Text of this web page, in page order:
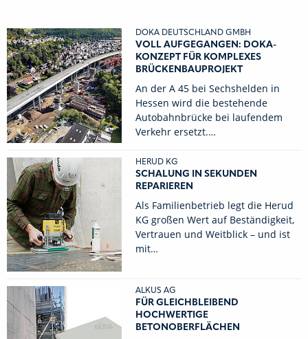
DOKA DEUTSCHLAND GMBH
VOLL AUFGEGANGEN: DOKA-
KONZEPT FÜR KOMPLEXES
BRÜCKENBAUPROJEKT
An der A 45 bei Sechshelden in
Hessen wird die bestehende
Autobahnbrücke bei laufendem
Verkehr ersetzt.…
HERUD KG
SCHALUNG IN SEKUNDEN
REPARIEREN
Als Familienbetrieb legt die Herud
KG großen Wert auf Beständigkeit,
Vertrauen und Weitblick – und ist
mit…
ALKUS AG
FÜR GLEICHBLEIBEND
HOCHWERTIGE
BETONOBERFLÄCHEN